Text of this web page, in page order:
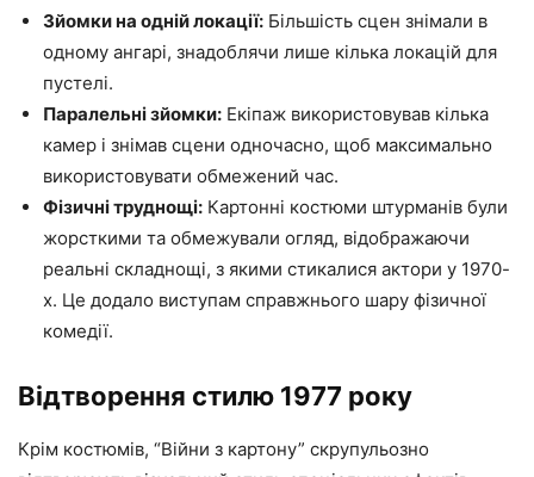
Зйомки на одній локації: Більшість сцен знімали в
одному ангарі, знадоблячи лише кілька локацій для
пустелі.
Паралельні зйомки: Екіпаж використовував кілька
камер і знімав сцени одночасно, щоб максимально
використовувати обмежений час.
Фізичні труднощі: Картонні костюми штурманів були
жорсткими та обмежували огляд, відображаючи
реальні складнощі, з якими стикалися актори у 1970-
х. Це додало виступам справжнього шару фізичної
комедії.
Відтворення стилю 1977 року
Крім костюмів, “Війни з картону” скрупульозно